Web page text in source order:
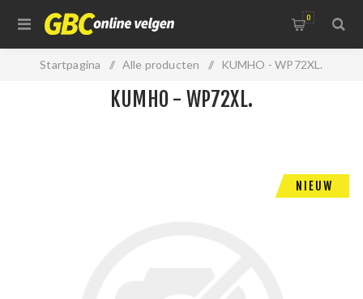
0
Startpagina / Alle producten / KUMHO - WP72XL.
NIEUW
KUMHO - WP72XL.